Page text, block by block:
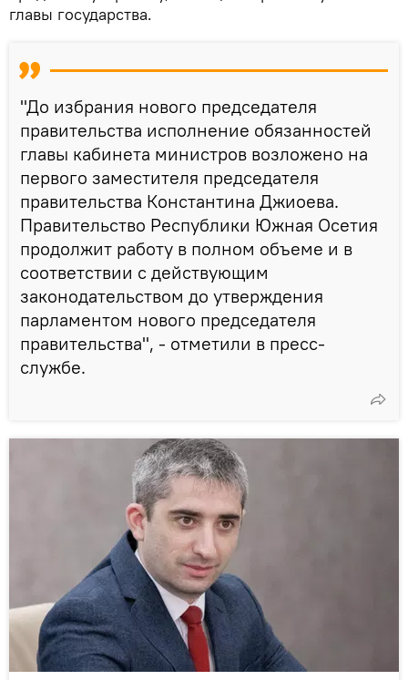
главы государства.⁣⁣
"До избрания нового председателя
правительства исполнение обязанностей
главы кабинета министров возложено на
первого заместителя председателя
правительства Константина Джиоева.
Правительство Республики Южная Осетия
продолжит работу в полном объеме и в
соответствии с действующим
законодательством до утверждения
парламентом нового председателя
правительства", - отметили в пресс-
службе.⁣⁣